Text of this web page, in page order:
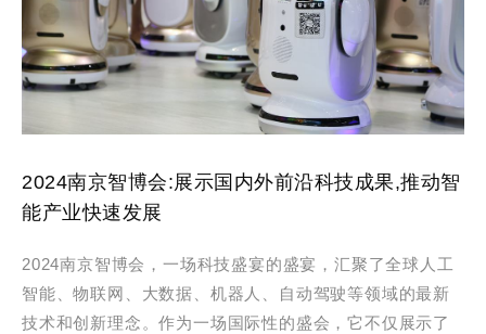
2024南京智博会:展示国内外前沿科技成果,推动智
能产业快速发展
2024南京智博会，一场科技盛宴的盛宴，汇聚了全球人工
智能、物联网、大数据、机器人、自动驾驶等领域的最新
技术和创新理念。作为一场国际性的盛会，它不仅展示了